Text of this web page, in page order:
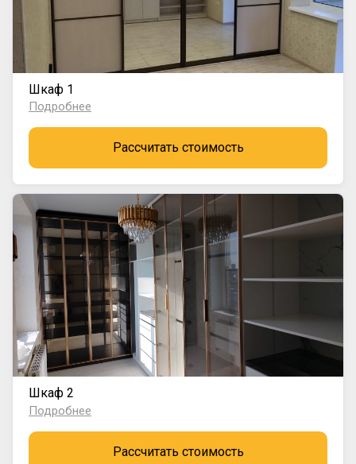
Шкаф 1
Подробнее
Рассчитать стоимость
Шкаф 2
Подробнее
Рассчитать стоимость